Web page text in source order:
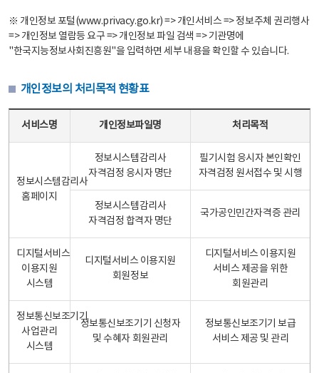
※ 개인정보 포털(www.privacy.go.kr) => 개인서비스 => 정보주체 권리행사
=> 개인정보 열람등 요구 => 개인정보 파일 검색 => 기관명에
"한국지능정보사회진흥원"을 입력하면 세부 내용을 확인할 수 있습니다.
개인정보의 처리목적 현황표
서비스명 개인정보파일명 처리목적
정보시스템감리사
홈페이지
정보시스템감리사
자격검정 응시자 명단
필기시험 응시자 본인확인
자격검정 원서접수 및 시행
정보시스템감리사
자격검정 합격자 명단
국가공인민간자격증 관리
디지털서비스
이용지원
시스템
디지털서비스 이용지원
회원정보
디지털서비스 이용지원
서비스 제공을 위한
회원관리
정보통신보조기기
사업관리
시스템
정보통신보조기기 신청자
및 수혜자 회원관리
정보통신보조기기 보급
서비스 제공 및 관리